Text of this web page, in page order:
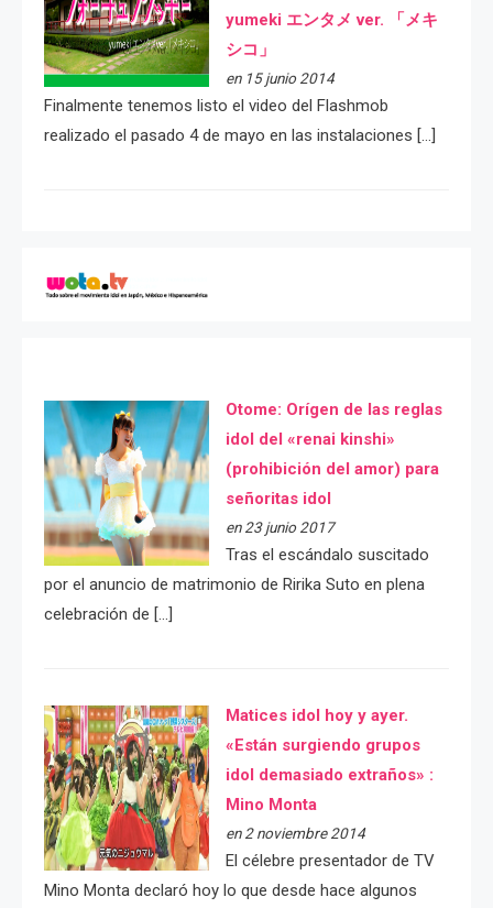
yumeki エンタメ ver. 「メキ
シコ」
en 15 junio 2014
Finalmente tenemos listo el video del Flashmob
realizado el pasado 4 de mayo en las instalaciones […]
Otome: Orígen de las reglas
idol del «renai kinshi»
(prohibición del amor) para
señoritas idol
en 23 junio 2017
Tras el escándalo suscitado
por el anuncio de matrimonio de Ririka Suto en plena
celebración de […]
Matices idol hoy y ayer.
«Están surgiendo grupos
idol demasiado extraños» :
Mino Monta
en 2 noviembre 2014
El célebre presentador de TV
Mino Monta declaró hoy lo que desde hace algunos